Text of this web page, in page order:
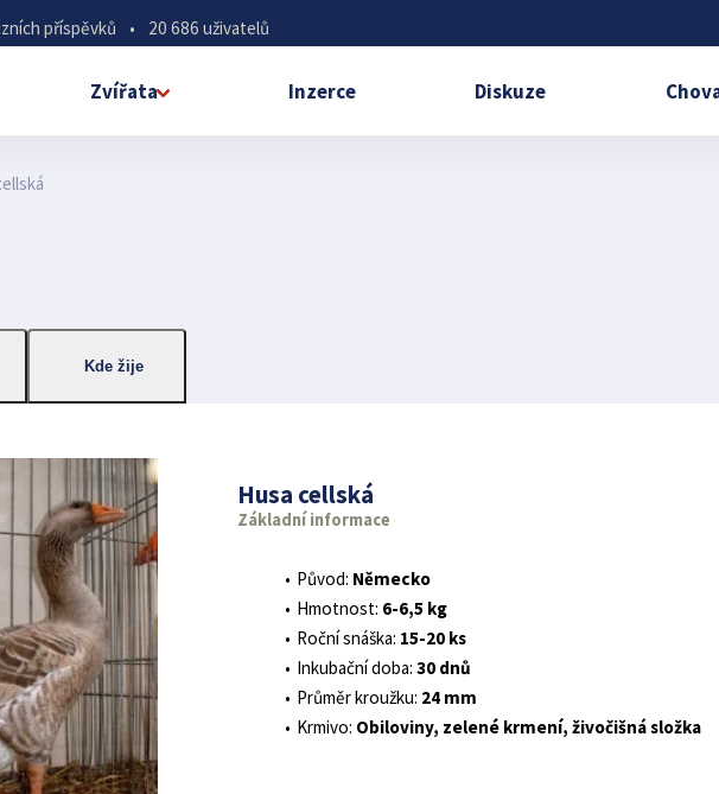
příspěvků • 20 686 uživatelů
Zvířata Inzerce Diskuze
Kde žije
Husa cellská
Základní informace
Původ: Německo
Hmotnost: 6-6,5 kg
Roční snáška: 15-20 ks
Inkubační doba:30 dnů
Průměr kroužku: 24 mm
Krmivo: Obiloviny, zelené krmení, živočišná složka